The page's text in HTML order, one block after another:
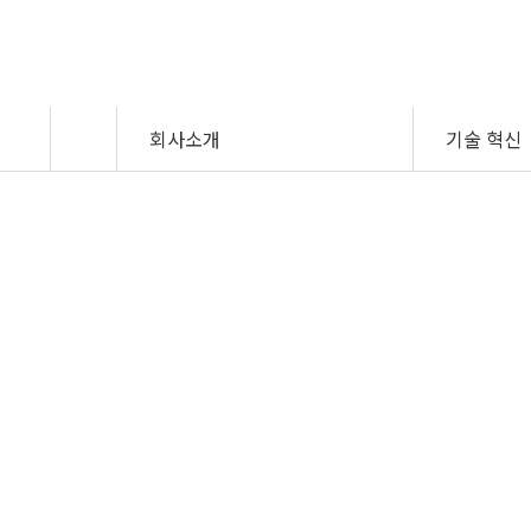
회사소개 기술 혁신